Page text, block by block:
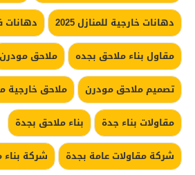
دهانات خارجية للمنازل 2025
دهانات
مقاول بناء ملاحق بجده
ملاحق مودرن
تصميم ملاحق مودرن
ملاحق خارجية
مقاولات بناء جدة
بناء ملاحق بجدة
شركة مقاولات عامة بجدة
شركة بناء